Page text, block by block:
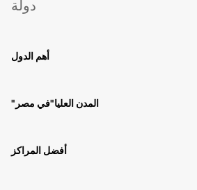
دولة
أهم الدول
"المدن العليا"في مصر
أفضل المراكز